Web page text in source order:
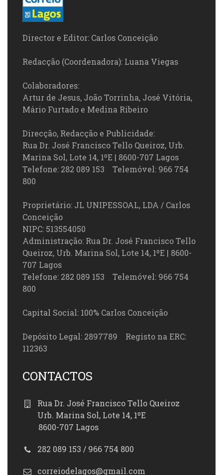
Director e Editor: Carlos Conceição
Redacção (Coordenadora): Luana Viegas
Colaboradores:
Artur de Jesus, João Torrinha, José Vitória,
Mário Furtado e Medina Ribeiro
Direcção, Redacção e Publicidade:
Rua Dr. José Francisco Tello Queiroz, Urb.
Marina Sol, Lote 14, 1ºE | 8600-707 Lagos
Telefone: 282 089 153 Telemóvel: 966 754
800
Proprietário: JL UNIPESSOAL, LDA / Carlos
Conceição
NIPC: 513554050
Administração: Rua Dr. José Francisco Tello
Queiroz, Urb. Marina Sol, Lote 14, 1ºE | 8600-
707 Lagos
Telefone: 282 089 153 Telemóvel: 966 754
800
Capital Social: 100% Carlos Conceição
Depósito Legal: 2897789 Registo na ERC:
112363
CONTACTOS
Rua Dr. José Francisco Tello Queiroz
Urb. Marina Sol, Lote 14, 1ºE
8600-707 Lagos
282 089 153 / 966 754 800
correiodelagos@gmail.com